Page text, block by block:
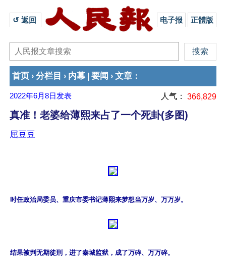
↺ 返回 电子报 正體版
首页 › 分栏目 › 内幕 要闻 › 文章 ：
2022年6月8日 发表 人气： 366,829
真准！老婆给薄熙来占了一个死卦(多图)
屈豆豆
时任政治局委员、重庆市委书记薄熙来梦想当万岁、万万岁。
结果被判无期徒刑，进了秦城监狱，成了万碎、万万碎。